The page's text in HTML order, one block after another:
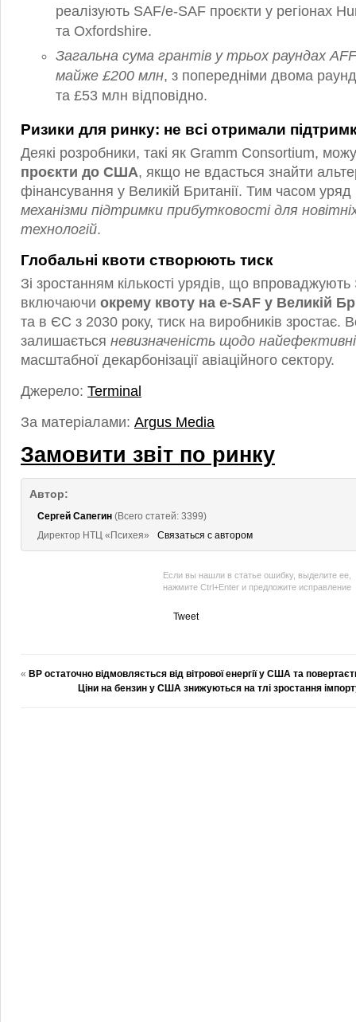
реалізують SAF/е‑SAF проєкти у регіонах
та Oxfordshire.
Загальна сума грантів у трьох раундах
майже £200 млн, з попередніми двома
та £53 млн відповідно.
Ризики для ринку: не всі отримали
Деякі розробники, такі як Gramm Consortium,
проєкти до США, якщо не вдасться знайти
фінансування у Великій Британії. Тим часом
механізми підтримки прибутковості для
технологій.
Глобальні квоти створюють тиск
Зі зростанням кількості урядів, що
включаючи окрему квоту на e‑SAF у Великій
та в ЄС з 2030 року, тиск на виробників зростає.
залишається невизначеність щодо
масштабної декарбонізації авіаційного сектору.
Джерело: Terminal
За матеріалами: Argus Media
Замовити звіт по ринку
Автор:
Сергей Сапегин (Всего статей: 3399)
Директор НТЦ «Психея»
Связаться с автором
Если вы нашли в статье ошибку, выделите ее,
нажмите Ctrl+Enter и предложите исправление
Tweet
« BP остаточно відмовляється від вітрової енергії у США та
Ціни на бензин у США знижуються на тлі зростання